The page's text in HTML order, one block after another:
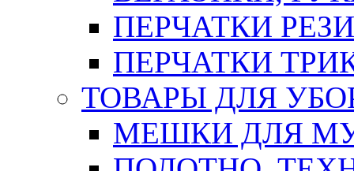
ПЕРЧАТКИ
ПЕРЧАТКИ
ТОВАРЫ ДЛЯ
МЕШКИ ДЛЯ